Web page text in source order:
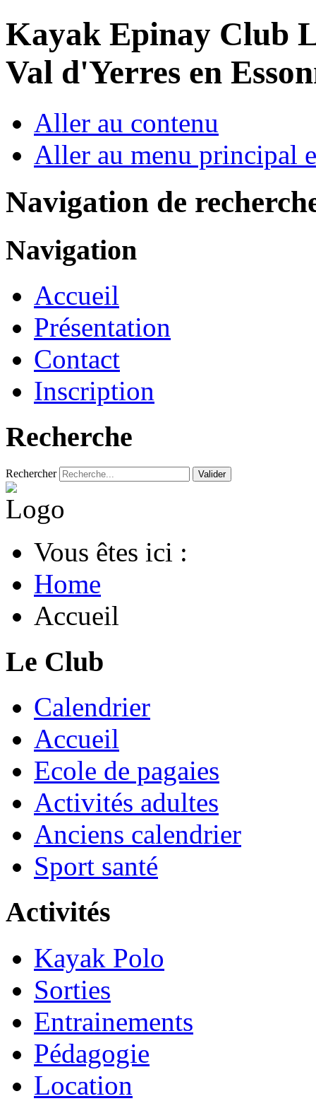
Kayak Epinay Club
Val d'Yerres en
Aller au contenu
Aller au menu principal
Navigation de
Navigation
Accueil
Présentation
Contact
Inscription
Recherche
Rechercher Valider
Vous êtes ici :
Home
Accueil
Le Club
Calendrier
Accueil
Ecole de pagaies
Activités adultes
Anciens calendrier
Sport santé
Activités
Kayak Polo
Sorties
Entrainements
Pédagogie
Location